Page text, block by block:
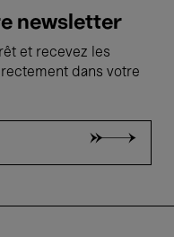
newsletter
et recevez les
dans votre